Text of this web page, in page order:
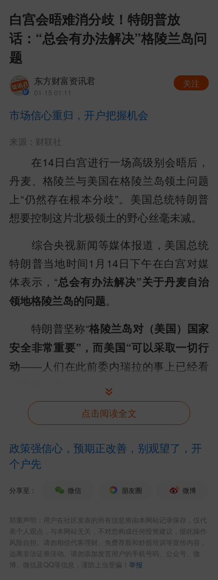
白宫会晤难消分歧！特朗普放
话：“总会有办法解决”格陵兰岛问
题
东方财富资讯君
01-15 01:11
关注
市场信心重归，开户把握机会
来源：财联社
在14日白宫进行一场高级别会晤后，
丹麦、格陵兰与美国在格陵兰岛领土问题
上“仍然存在根本分歧”。美国总统特朗普
想要控制这片北极领土的野心丝毫未减。
综合央视新闻等媒体报道，美国总统
特朗普当地时间1月14日下午在白宫对媒
体表示，“总会有办法解决”关于丹麦自治
领地格陵兰岛的问题。
特朗普坚称“格陵兰岛对（美国）国家
安全非常重要”，而美国“可以采取一切行
动——人们在此前委内瑞拉的事上已经看
当天早些时候，特朗普在社交媒体发
称这对美国正在建设的“金穹”导弹防御系
统至关重要
约将变得更加强大和高效”。
格陵兰岛位于北美洲东北部，是世界
第一大岛。该岛是丹麦自治领地，有高度
自治权，国防和外交事务由丹麦政府掌
管。美国目前在格陵兰岛设有一处军事基
点击阅读全文
政策强信心，预期正改善，别观望了，开
个户先
分享至： 微信 朋友圈 微博
郑重声明：用户在社区发表的所有信息将由本网站记录保存，仅代
表个人观点，与本网站无关，不对您构成任何投资建议，据此操作
风险自担。请勿相信代客理财、免费荐股和炒股培训等宣传内容，
远离非法证券活动。请勿添加发言用户的手机号码、公众号、微
博、微信及QQ等信息，谨防上当受骗！举报